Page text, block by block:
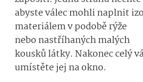
abyste válec mohli naplnit
materiálem v podobě rýže
nebo nastříhaných malých
kouskůlátky. Na­konec celý
umístěte jej na okno.